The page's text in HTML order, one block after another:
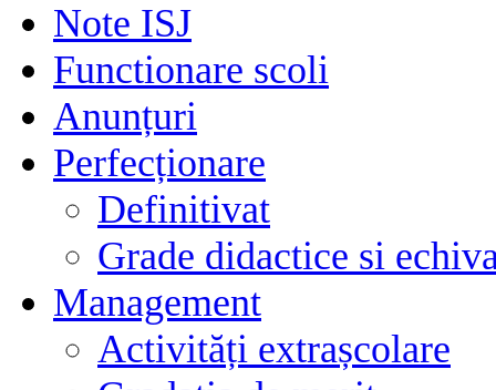
Note ISJ
Functionare scoli
Anunțuri
Perfecționare
Definitivat
Grade didactice si
Management
Activități extrașcolare